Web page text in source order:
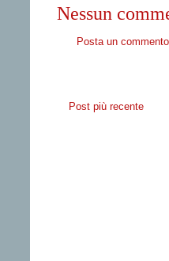
Nessun
Posta un commento
Post più recente